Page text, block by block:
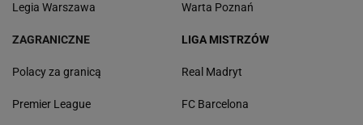
Legia Warszawa Warta Poznań
ZAGRANICZNE
Polacy za granicą
Premier League
LIGA MISTRZÓW
Real Madryt
FC Barcelona